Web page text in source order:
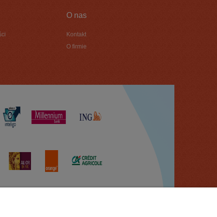
O nas
Kontakt
O firmie